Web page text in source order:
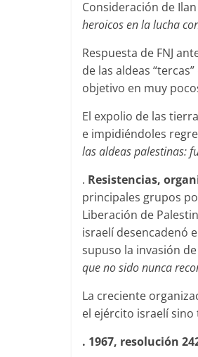
Consideración de
heroicos en la lucha
Respuesta de FNJ
de las aldeas
objetivo en muy
El expolio de las
e impidiéndoles
las aldeas palestinas:
. Resistencias,
principales grupos
Liberación de
israelí desencadenó
supuso la invasión
que no sido nunca
La creciente
el ejército israelí
. 1967, resolución